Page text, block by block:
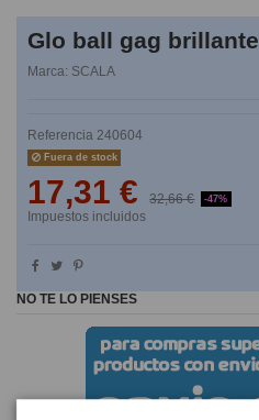
Glo ball gag brillante
Marca: SCALA
Referencia 240604
Fuera de stock
17,31 € 32,66 € -47%
Impuestos incluidos
NO TE LO PIENSES